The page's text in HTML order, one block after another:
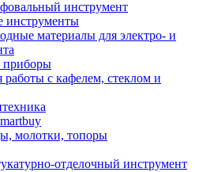
инструмент
инструменты
материалы для электро- и
приборы
с кафелем, стеклом и
молотки, топоры
отделочный инструмент